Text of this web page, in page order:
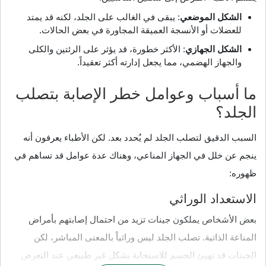
الشكل الموضعي: يبقى في الغالب على الجلد، لكنه قد يمتد
للعضلات أو الأنسجة العميقة المجاورة في بعض الحالات.
الشكل الجهازي: الأكثر خطورة، قد يؤثر على الرئتين والكلى
والجهاز الهضمي، مما يجعل إدارته أكثر تعقيداً.
ما أسباب وعوامل خطر الإصابة بتصلب
الجلد؟
السبب الدقيق لتصلب الجلد لم يُحدد بعد. لكن الأطباء يعرفون أنه
ينجم عن خلل في الجهاز المناعي، وهناك عدة عوامل قد تساهم في
ظهوره:
الاستعداد الوراثي
بعض الأشخاص يملكون جينات تزيد من احتمال إصابتهم بأمراض
المناعة الذاتية. تصلب الجلد ليس وراثياً بالمعنى المباشر، لكن
الجينات قد تهيئ الجسم للاستجابة بشكل غير طبيعي عند التعرض